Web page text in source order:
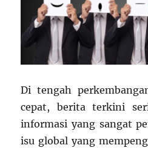
Di tengah
cepat, berita terkini
informasi yang sangat
isu global yang